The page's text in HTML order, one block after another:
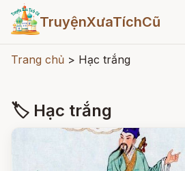
TruyệnXưaTíchCũ
Trang chủ > Hạc trắng
🏷 Hạc trắng